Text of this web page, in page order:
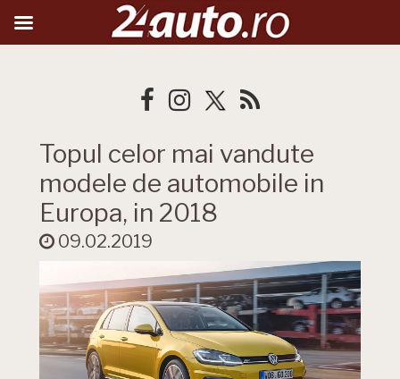
Topul celor mai vandute
modele de automobile in
Europa, in 2018
09.02.2019